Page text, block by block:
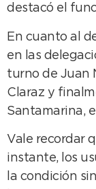
destacó el
En cuanto al
en las
turno de Juan
Claraz y
Santamarina,
Vale recordar
instante, los
la condición